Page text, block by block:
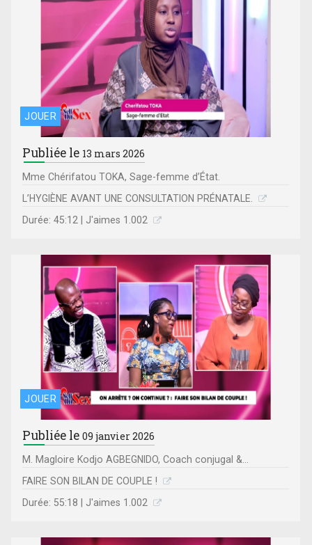
JOUER
Publiée le 13 mars 2026
Mme Chérifatou TOKA, Sage-femme d’État.
L’HYGIÈNE AVANT UNE CONSULTATION PRÉNATALE.
Durée: 45:12 | J'aimes 1.002
JOUER
Publiée le09 janvier 2026
M. Magloire Kodjo AGBEGNIDO, Coach conjugal &...
FAIRE SON BILAN DE COUPLE !
Durée: 55:18 | J'aimes 1.002